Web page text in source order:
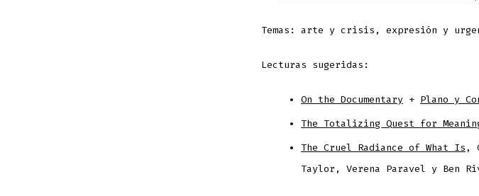
Temas: arte y crisis, expresión y
Lecturas sugeridas:
On the Documentary + Plano y
The Totalizing Quest for
The Cruel Radiance of What Is ,
Taylor, Verena Paravel y Ben